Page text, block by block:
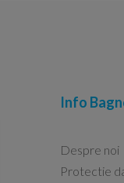
Info
Despre noi
Protectie